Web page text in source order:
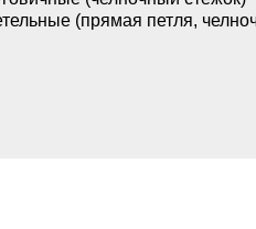
(прямая петля,